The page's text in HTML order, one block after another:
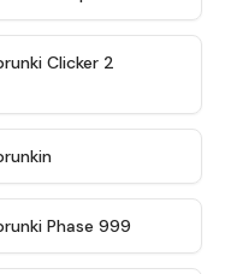
Clicker 2
Phase 999